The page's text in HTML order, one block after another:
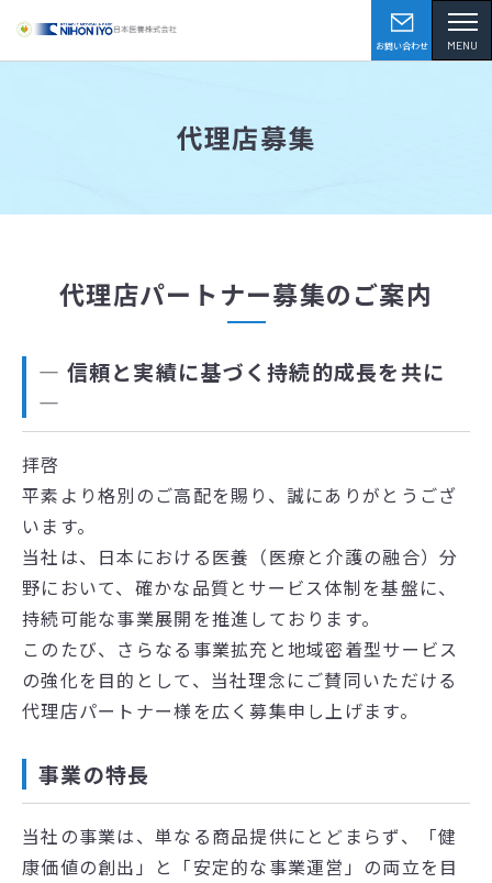
お問い合わせ MENU
代理店募集
代理店パートナー募集のご案内
― 信頼と実績に基づく持続的成長を共に
―
拝啓
平素より格別のご高配を賜り、誠にありがとうござ
います。
当社は、日本における医養（医療と介護の融合）分
野において、確かな品質とサービス体制を基盤に、
持続可能な事業展開を推進しております。
このたび、さらなる事業拡充と地域密着型サービス
の強化を目的として、当社理念にご賛同いただける
代理店パートナー様を広く募集申し上げます。
事業の特長
当社の事業は、単なる商品提供にとどまらず、「健
康価値の創出」と「安定的な事業運営」の両立を目